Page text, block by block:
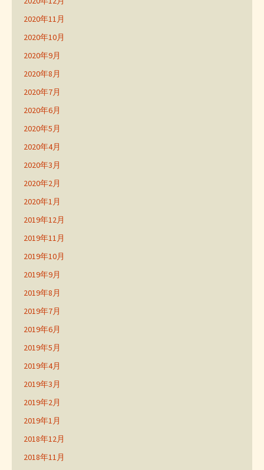
2020年11月
2020年10月
2020年9月
2020年8月
2020年7月
2020年6月
2020年5月
2020年4月
2020年3月
2020年2月
2020年1月
2019年12月
2019年11月
2019年10月
2019年9月
2019年8月
2019年7月
2019年6月
2019年5月
2019年4月
2019年3月
2019年2月
2019年1月
2018年12月
2018年11月